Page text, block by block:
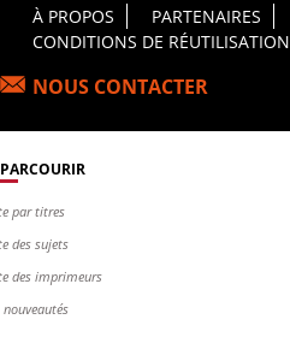
Footer Principal
À PROPOS PARTENAIRES
CONDITIONS DE RÉUTILISATION
NOUS CONTACTER
PARCOURIR
par titres
des sujets
des imprimeurs
nouveautés